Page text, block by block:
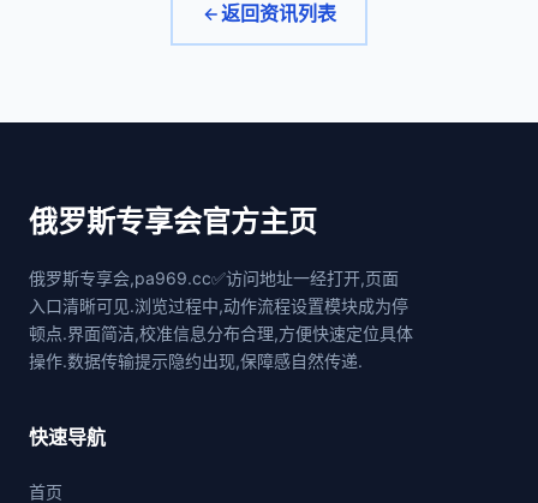
返回资讯列表
俄罗斯专享会官方主页
俄罗斯专享会,pa969.cc✅访问地址一经打开,页面
入口清晰可见.浏览过程中,动作流程设置模块成为停
顿点.界面简洁,校准信息分布合理,方便快速定位具体
操作.数据传输提示隐约出现,保障感自然传递.
快速导航
首页